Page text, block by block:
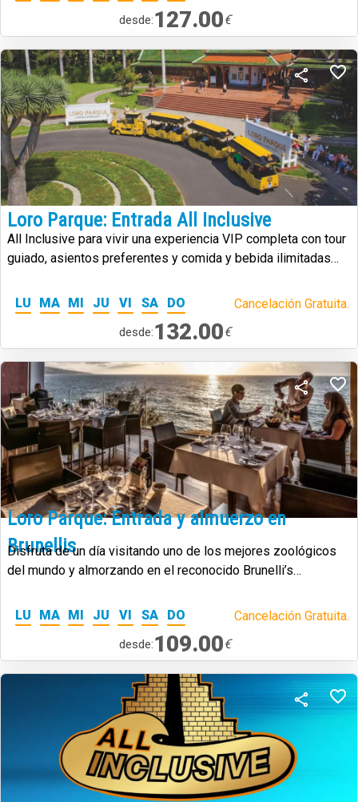
desde:127.00€
Loro Parque: Entrada All Inclusive
All Inclusive para vivir una experiencia VIP completa con tour
guiado, asientos preferentes y comida y bebida ilimitadas
LU
MA MI JU VI SA DO Cancelación Gratuita.
desde:132.00€
Loro Parque: Entrada y almuerzo en
Brunellis
Disfruta de un día visitando uno de los mejores zoológicos
del mundo y almorzando en el reconocido Brunelli’s
LU
MA MI JU VI SA DO Cancelación Gratuita.
desde:109.00€